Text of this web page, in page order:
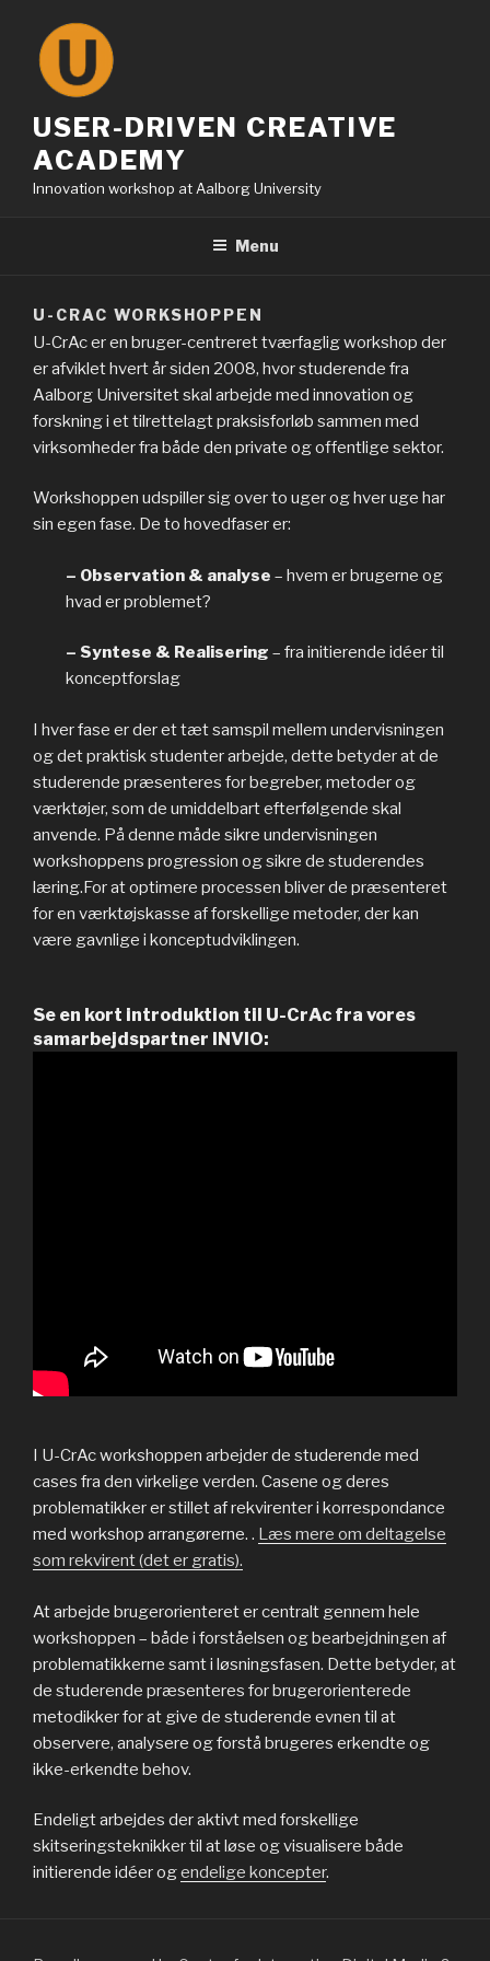
content
USER-DRIVEN CREATIVE
ACADEMY
Innovation workshop at Aalborg University
Menu
U-CRAC WORKSHOPPEN
U-CrAc er en bruger-centreret tværfaglig workshop der
er afviklet hvert år siden 2008, hvor studerende fra
Aalborg Universitet skal arbejde med innovation og
forskning i et tilrettelagt praksisforløb sammen med
virksomheder fra både den private og offentlige sektor.
Workshoppen udspiller sig over to uger og hver uge har
sin egen fase. De to hovedfaser er:
– Observation & analyse – hvem er brugerne og
hvad er problemet?
– Syntese & Realisering – fra initierende idéer til
konceptforslag
I hver fase er der et tæt samspil mellem undervisningen
og det praktisk studenter arbejde, dette betyder at de
studerende præsenteres for begreber, metoder og
værktøjer, som de umiddelbart efterfølgende skal
anvende. På denne måde sikre undervisningen
workshoppens progression og sikre de studerendes
læring.For at optimere processen bliver de præsenteret
for en værktøjskasse af forskellige metoder, der kan
være gavnlige i konceptudviklingen.
Se en kort introduktion til U-CrAc fra vores
samarbejdspartner INVIO:
I U-CrAc workshoppen arbejder de studerende med
cases fra den virkelige verden. Casene og deres
problematikker er stillet af rekvirenter i korrespondance
med workshop arrangørerne. . Læs mere om deltagelse
som rekvirent (det er gratis).
At arbejde brugerorienteret er centralt gennem hele
workshoppen – både i forståelsen og bearbejdningen af
problematikkerne samt i løsningsfasen. Dette betyder, at
de studerende præsenteres for brugerorienterede
metodikker for at give de studerende evnen til at
observere, analysere og forstå brugeres erkendte og
ikke-erkendte behov.
Endeligt arbejdes der aktivt med forskellige
skitseringsteknikker til at løse og visualisere både
initierende idéer ogendelige koncepter.